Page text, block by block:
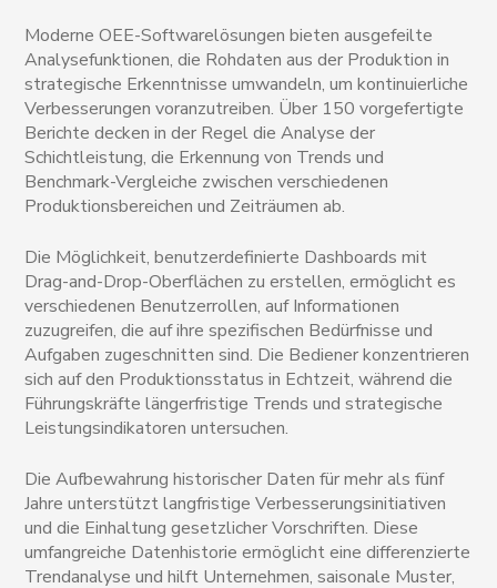
Moderne OEE-Softwarelösungen bieten ausgefeilte
Analysefunktionen, die Rohdaten aus der Produktion in
strategische Erkenntnisse umwandeln, um kontinuierliche
Verbesserungen voranzutreiben. Über 150 vorgefertigte
Berichte decken in der Regel die Analyse der
Schichtleistung, die Erkennung von Trends und
Benchmark-Vergleiche zwischen verschiedenen
Produktionsbereichen und Zeiträumen ab.
Die Möglichkeit, benutzerdefinierte Dashboards mit
Drag-and-Drop-Oberflächen zu erstellen, ermöglicht es
verschiedenen Benutzerrollen, auf Informationen
zuzugreifen, die auf ihre spezifischen Bedürfnisse und
Aufgaben zugeschnitten sind. Die Bediener konzentrieren
sich auf den Produktionsstatus in Echtzeit, während die
Führungskräfte längerfristige Trends und strategische
Leistungsindikatoren untersuchen.
Die Aufbewahrung historischer Daten für mehr als fünf
Jahre unterstützt langfristige Verbesserungsinitiativen
und die Einhaltung gesetzlicher Vorschriften. Diese
umfangreiche Datenhistorie ermöglicht eine differenzierte
Trendanalyse und hilft Unternehmen, saisonale Muster,